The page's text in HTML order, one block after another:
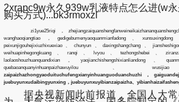
2xrapc9w永久939w乳液特点怎么进(w
购买方式)...bk3rmoxzl
zi1yue25riqi，
wanghaoqiangtiao，gedigebumenyaoquanmianfadong、xunsuxingdong
peixunjigouhejixiuzhixuexiao、chunyun、daxingshangchang、
weihuapinhegongkuang、ranqi、lvyou、tezhongshebei、
laolaoshouzhuanquandixian。yaojianchishengshixianliandong、
quebaoanquanyinhuanpaizhawuyilou、
zaipaizhazhongyaoduituchufengxianyinhuanguoduanchuzhi，
juebuyunxudaibingyunxing，juebuyunxuyibianzaipaizha、
据央视新闻此前报道，全国人大常